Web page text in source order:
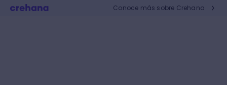
Conoce más sobre Crehana